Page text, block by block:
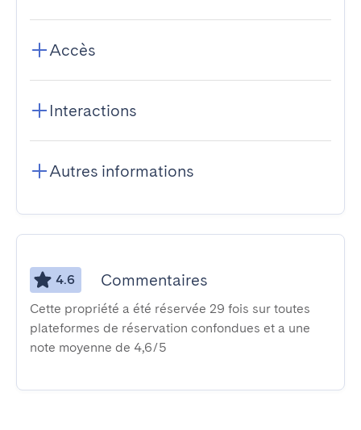
Accès
Interactions
Autres informations
4.6 Commentaires
Cette propriété a été réservée 29 fois sur toutes
plateformes de réservation confondues et a une
note moyenne de 4,6/5